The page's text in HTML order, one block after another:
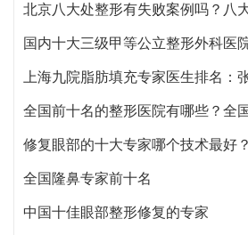
国内十大三级甲等公立整形外科医
修复眼部的十大专家哪个技术最好？
全国隆鼻专家前十名
中国十佳眼部整形修复的专家